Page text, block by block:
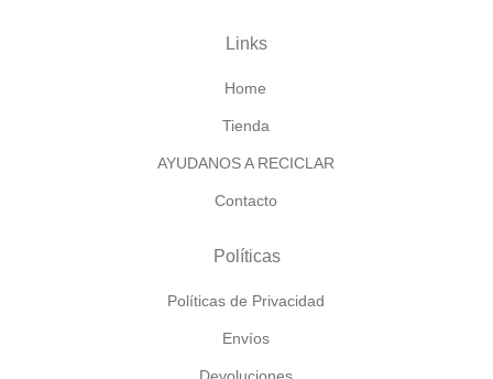
Links
Home
Tienda
AYUDANOS A RECICLAR
Contacto
Políticas
Políticas de Privacidad
Envíos